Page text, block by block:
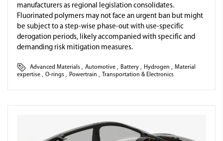
manufacturers as regional legislation consolidates.
Fluorinated polymers may not face an urgent ban but might
be subject to a step-wise phase-out with use-specific
derogation periods, likely accompanied with specific and
demanding risk mitigation measures.
Advanced Materials , Automotive , Battery , Hydrogen , Material
expertise , O-rings , Powertrain , Transportation & Electronics